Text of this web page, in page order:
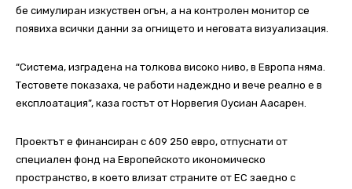
бе симулиран изкуствен огън, а на контролен монитор се
появиха всички данни за огнището и неговата визуализация.
“Система, изградена на толкова високо ниво, в Европа няма.
Тестовете показаха, че работи надеждно и вече реално е в
експлоатация”, каза гостът от Норвегия Оусиан Аасарен.
Проектът е финансиран с 609 250 евро, отпуснати от
специален фонд на Европейското икономическо
пространство, в което влизат страните от ЕС заедно с